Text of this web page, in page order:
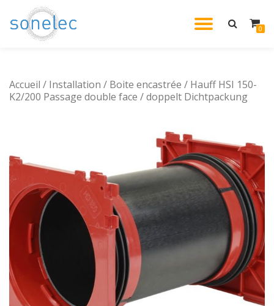
Aller
0
Accueil / Installation / Boite encastrée / Hauff HSI 150-
K2/200 Passage double face / doppelt Dichtpackung